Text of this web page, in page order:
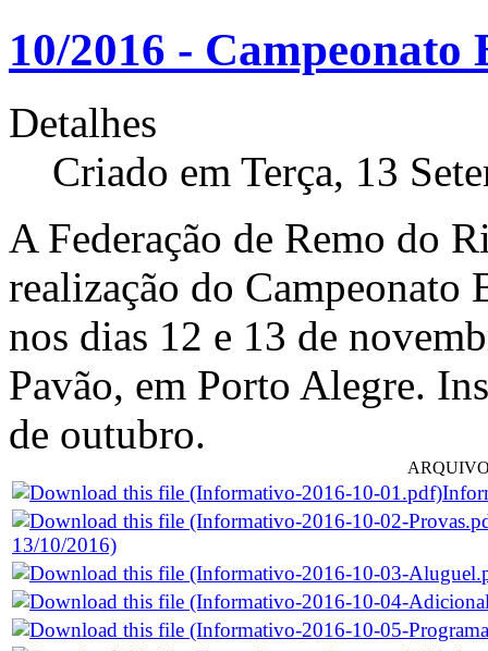
10/2016 -
Detalhes
Criado em Terça, 13
A Federação de Remo do
realização do Campeonato
nos dias 12 e 13 de
Pavão, em Porto Alegre.
de outubro.
13/10/2016)